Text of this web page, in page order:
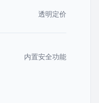
透明定价
内置安全功能